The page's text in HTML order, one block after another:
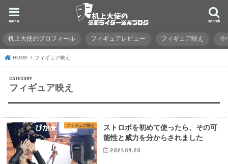
search
menu
机上大使のプロフィール フィギュアレビュー フィギュア映え イ
HOME フィギュア映え
フィギュア映え
フィギュア映え
ストロボを初めて使ったら、その可
能性と威力を分からされました
2021.09.20